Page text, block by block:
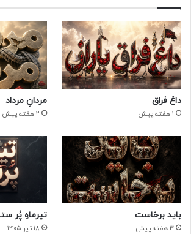
جانباز گردان علی اکبر
داغ فراق
1 هفته پیش
مردانِ مرداد
2 هفته پیش
باید برخاست
3 هفته پیش
تیرماهِ پُر
۱۸ تیر ۱۴۰۵